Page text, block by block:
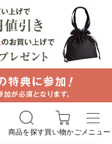
商品を探す買い物かごメニュー